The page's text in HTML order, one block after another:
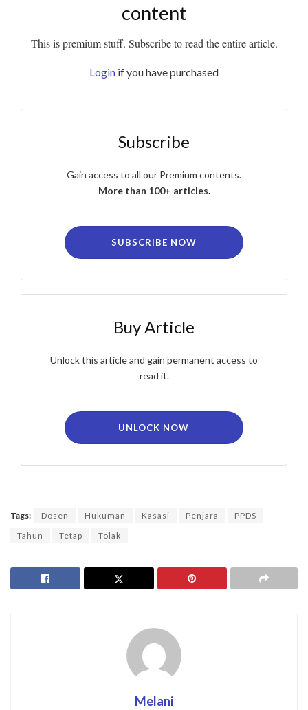
content
This is premium stuff. Subscribe to read the entire article.
Login if you have purchased
Subscribe
Gain access to all our Premium contents.
More than 100+ articles.
SUBSCRIBE NOW
Buy Article
Unlock this article and gain permanent access to
read it.
UNLOCK NOW
Tags: Dosen Hukuman Kasasi Penjara
PPDS
Tahun
Tetap Tolak
Melani